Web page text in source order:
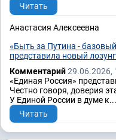
Читать
Анастасия Алексеевна
«Быть за Путина -
представила новый
Комментарий29.06.2026,
«Единая Россия»
Честно говоря, доверия
У Единой России в думе к...
Читать